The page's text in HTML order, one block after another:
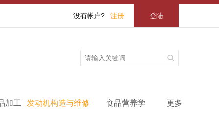
没有帐户? 注册 登陆
加工 发动机构造与维修 食品营养学 更多